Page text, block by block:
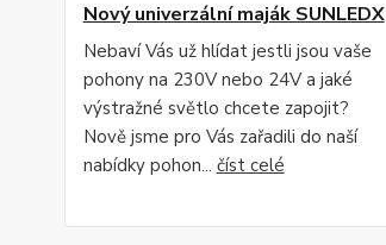
Nový univerzální maják SUNLEDX
Nebaví Vás už hlídat jestli jsou vaše
pohony na 230V nebo 24V a jaké
výstražné světlo chcete zapojit?
Nově jsme pro Vás zařadili do naší
nabídky pohon... číst celé